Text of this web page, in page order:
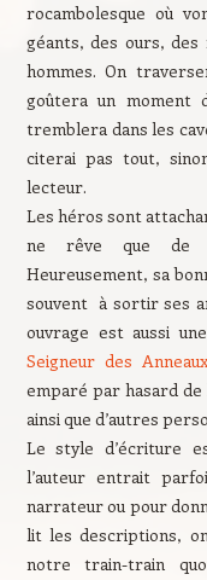
rocambolesque où
géants, des ours, des
hommes. On
goûtera un moment
tremblera dans les
citerai pas tout,
lecteur.
Les héros sont
ne rêve que de
Heureusement, sa
souvent à sortir ses
ouvrage est aussi
Seigneur des
emparé par hasard de
ainsi que d’autres
Le style d’écriture
l’auteur entrait
narrateur ou pour
lit les descriptions,
notre train-train